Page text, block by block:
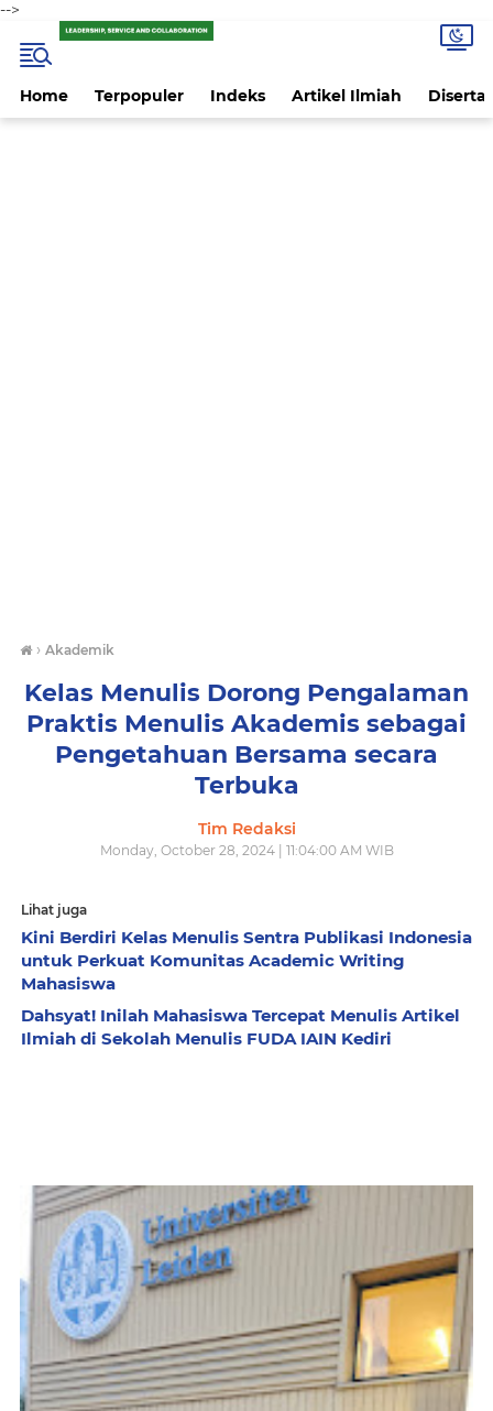
-->
Home Terpopuler Indeks Artikel Ilmiah
› Akademik
Kelas Menulis Dorong Pengalaman
Praktis Menulis Akademis sebagai
Pengetahuan Bersama secara
Terbuka
Tim Redaksi
Monday, October 28, 2024 | 11:04:00 AM WIB
Lihat juga
Kini Berdiri Kelas Menulis Sentra Publikasi Indonesia
untuk Perkuat Komunitas Academic Writing
Mahasiswa
Dahsyat! Inilah Mahasiswa Tercepat Menulis Artikel
Ilmiah di Sekolah Menulis FUDA IAIN Kediri